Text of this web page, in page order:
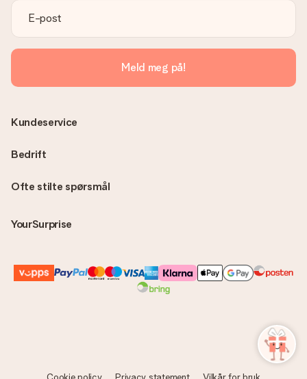
Meld meg på!
Ofte stilte spørsmål
YourSurprise
Kundeservice
Bedrift